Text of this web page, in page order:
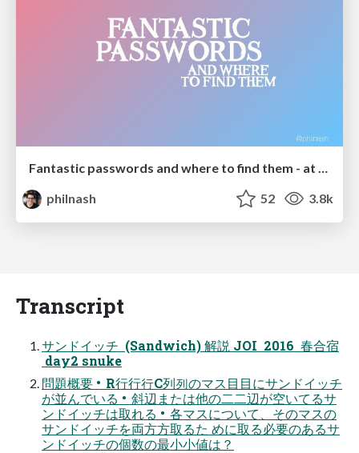
philnash
52 3.8k
Transcript
サンドイッチ (Sandwich) 解説 JOI 2016 春合宿
day2 snuke
問題概要 • R⾏行行C列列のマス⽬目にサンドイッチ
が並んでいる • 斜辺または他の⼆二辺が空いてるサ
ンドイッチは取れる • 各マスについて、そのマスの
サンドイッチを両⽅方取るた めに取る必要のあるサ
ンドイッチの個数の最⼩小値は？